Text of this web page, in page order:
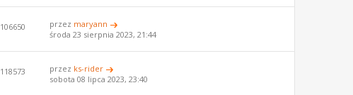
106650 przez maryann
środa 23 sierpnia 2023, 21:44
118573 przez ks-rider
sobota 08 lipca 2023, 23:40